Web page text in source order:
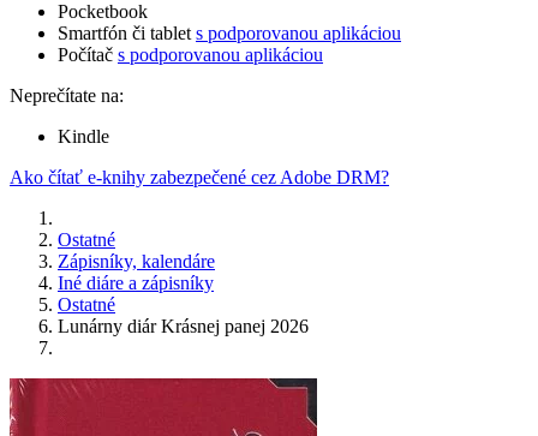
Pocketbook
Smartfón či tablet s podporovanou aplikáciou
Počítač s podporovanou aplikáciou
Neprečítate na:
Kindle
Ako čítať e-knihy zabezpečené cez Adobe DRM?
Ostatné
Zápisníky, kalendáre
Iné diáre a zápisníky
Ostatné
Lunárny diár Krásnej panej 2026